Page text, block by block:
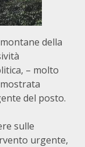
della
– molto
del posto.
sulle
urgente,